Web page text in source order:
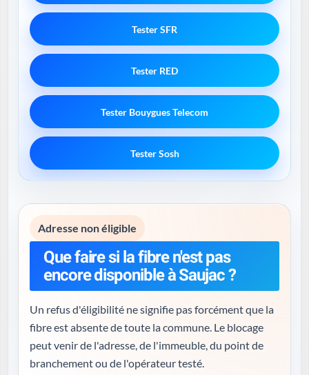
Tester SFR
Tester RED
Tester Bouygues Telecom
Tester Sosh
Adresse non éligible
Que faire si la fibre n'est pas
encore disponible à Saujac ?
Un refus d'éligibilité ne signifie pas forcément que la
fibre est absente de toute la commune. Le blocage
peut venir de l'adresse, de l'immeuble, du point de
branchement ou de l'opérateur testé.